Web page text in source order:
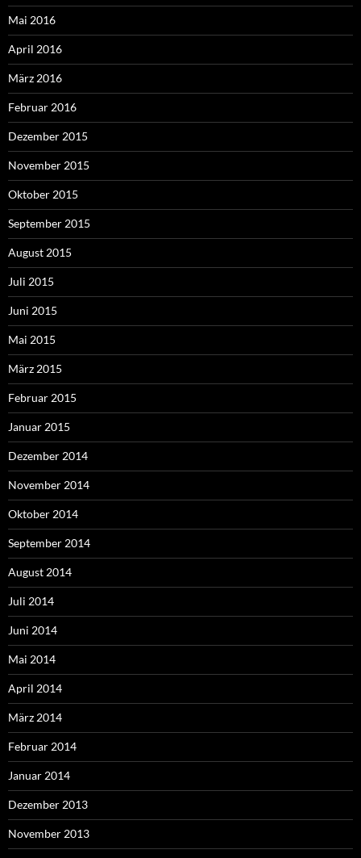
Mai 2016
April 2016
März 2016
Februar 2016
Dezember 2015
November 2015
Oktober 2015
September 2015
August 2015
Juli 2015
Juni 2015
Mai 2015
März 2015
Februar 2015
Januar 2015
Dezember 2014
November 2014
Oktober 2014
September 2014
August 2014
Juli 2014
Juni 2014
Mai 2014
April 2014
März 2014
Februar 2014
Januar 2014
Dezember 2013
November 2013